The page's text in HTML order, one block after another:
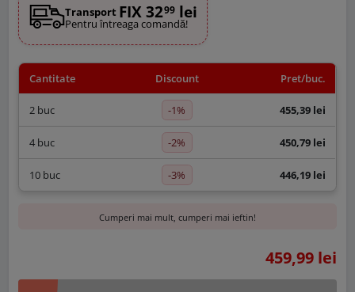
Transport FIX 3299 lei
Pentru întreaga comandă!
Cantitate Discount Pret/buc.
2 buc -1% 455,39 lei
4 buc -2% 450,79 lei
10 buc -3% 446,19 lei
Cumperi mai mult, cumperi mai ieftin!
459,99 lei